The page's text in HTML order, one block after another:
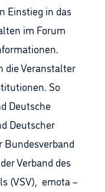
Einstieg in das
im Forum
die Veranstalter
So
Deutsche
Deutscher
Bundesverband
Verband des
(VSV), emota –